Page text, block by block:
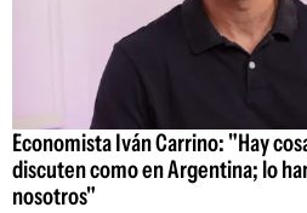
Economista Iván Carrino: "Hay
discuten como en Argentina; lo
nosotros"